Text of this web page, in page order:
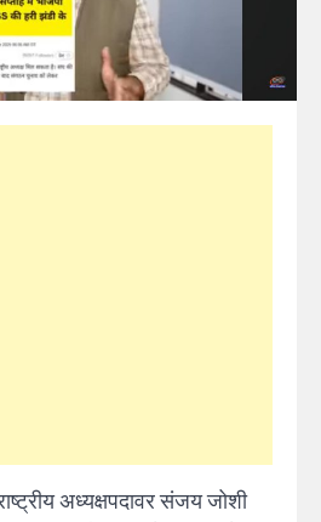
अध्यक्षपदावर संजय जोशी